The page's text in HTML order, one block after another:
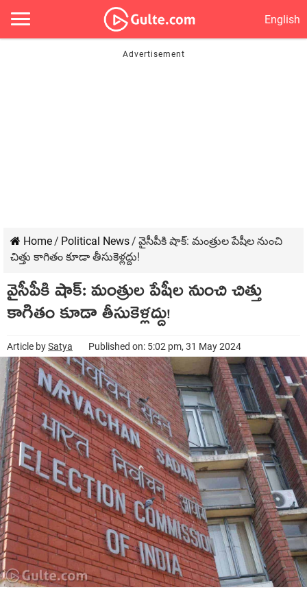
English
Home/ Political News/ వైసీపీకి షాక్‌: మంత్రుల పేషీల నుంచి
చిత్తు కాగితం కూడా తీసుకెళ్ల‌ద్దు!
వైసీపీకి షాక్‌: మంత్రుల పేషీల నుంచి చిత్తు
కాగితం కూడా తీసుకెళ్ల‌ద్దు!
Article bySatya Published on: 5:02 pm, 31 May 2024